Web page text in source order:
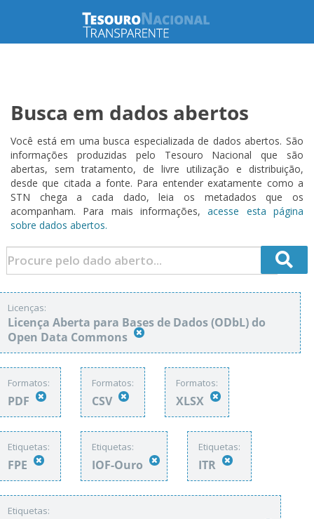
Busca em dados abertos
Você está em uma busca especializada de dados abertos. São
informações produzidas pelo Tesouro Nacional que são
abertas, sem tratamento, de livre utilização e distribuição,
desde que citada a fonte. Para entender exatamente como a
STN chega a cada dado, leia os metadados que os
acompanham. Para mais informações,acesse esta página
sobre dados abertos.
Licenças:
Licença Aberta para Bases de Dados (ODbL) do
Open Data Commons
Formatos:
PDF
Formatos:
CSV
Formatos:
XLSX
Etiquetas:
FPE
Etiquetas:
IOF-Ouro
Etiquetas:
ITR
Etiquetas: